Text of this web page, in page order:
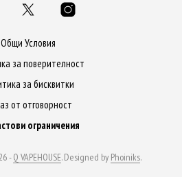
Общи Условия
за поверителност
за бисквитки
от отговорност
ограничения
-Q VAPEHOUSE. Designed by Phoiniks.